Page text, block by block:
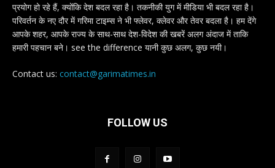
प्रयोग हो रहे हैं, क्योंकि देश बदल रहा है। तकनीकी युग में मीडिया भी बदल रहा है।
परिवर्तन के नए दौर में गरिमा टाइम्स ने भी फ्लेवर, क्लेवर और तेवर बदला है। हम देंगे
आपके शहर, आपके राज्य के साथ-साथ देश-विदेश की खबरें अलग अंदाज में ताकि
हमारी पहचान बने। see the difference यानी कुछ अलग, कुछ नयी।
Contact us: contact@garimatimes.in
FOLLOW US